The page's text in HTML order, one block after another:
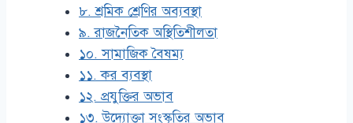
৮. শ্রমিক শ্রেণির অব্যবস্থা
৯. রাজনৈতিক অস্থিতিশীলতা
১০. সামাজিক বৈষম্য
১১. কর ব্যবস্থা
১২. প্রযুক্তির অভাব
১৩. উদ্যোক্তা সংস্কৃতির অভাব